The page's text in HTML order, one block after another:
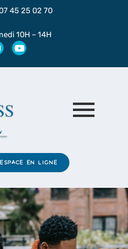
45 25 02 70
10H – 14H
Y
o
EN LIGNE